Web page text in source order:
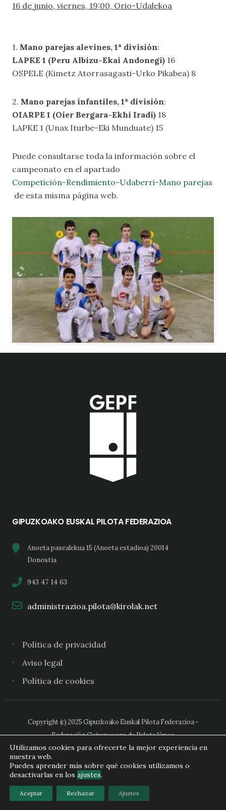
16 de junio, viernes, 19:00, Orio-Udalekoa
1. Mano parejas alevines, 1ª división:
LAPKE 1 (Peru Albizu-Ekai Andonegi) 16
OSPELE (Kimetz Atorrasagasti-Urko Pikabea) 8
2. Mano parejas infantiles, 1ª división:
OIARPE 1 (Oier Bergara-Ekhi Iradi) 18
LAPKE 1 (Unax Iturbe-Eki Munduate) 15
Puede consultarse toda la información sobre el
campeonato en el apartado
Competición-Rendimiento-Udaberri-Mano parejas
de esta misma página web.
GIPUZKOAKO EUSKAL PILOTA FEDERAZIOA
Anoeta pasealekua 15 (Anoeta estadioa) 20014
Donostia
943 47 14 63
administrazioa.pilota@kirolak.net
Política de privacidad
Aviso legal
Política de cookies
Copyright (c) 2025 Gipuzkoako Euskal Pilota Federazioa -
Federación Guipuzcoana de Pelota Vasca
Utilizamos cookies para ofrecerte la mejor experiencia en
nuestra web.
Puedes aprender más sobre qué cookies utilizamos o
desactivarlas en los ajustes.
Aceptar Rechazar Ajustes